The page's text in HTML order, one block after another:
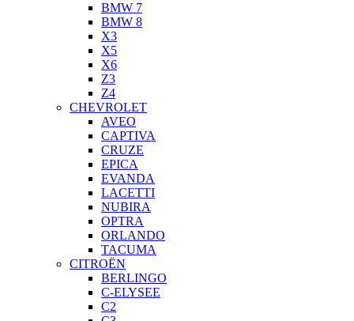
BMW 7
BMW 8
X3
X5
X6
Z3
Z4
CHEVROLET
AVEO
CAPTIVA
CRUZE
EPICA
EVANDA
LACETTI
NUBIRA
OPTRA
ORLANDO
TACUMA
CITROËN
BERLINGO
C-ELYSEE
C2